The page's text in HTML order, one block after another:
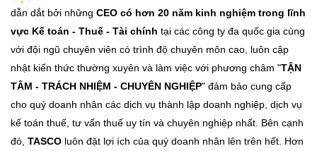
dẫn dắt bởi những CEO có hơn 20 năm kinh nghiệm trong lĩnh
vực Kế toán - Thuế - Tài chính tại các công ty đa quốc gia cùng
với đội ngũ chuyên viên có trình độ chuyên môn cao, luôn cập
nhật kiến thức thường xuyên và làm việc với phương châm "TẬN
TÂM - TRÁCH NHIỆM - CHUYÊN NGHIỆP" đảm bảo cung cấp
cho quý doanh nhân các dịch vụ thành lập doanh nghiệp, dịch vụ
kế toán thuế, tư vấn thuế uy tín và chuyên nghiệp nhất. Bên cạnh
đó, TASCO luôn đặt lợi ích của quý doanh nhân lên trên hết. Hơn